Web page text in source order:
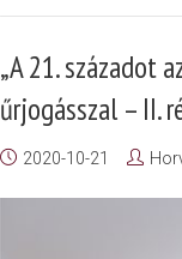
„A 21. századot
űrjogásszal – II.
2020-10-21